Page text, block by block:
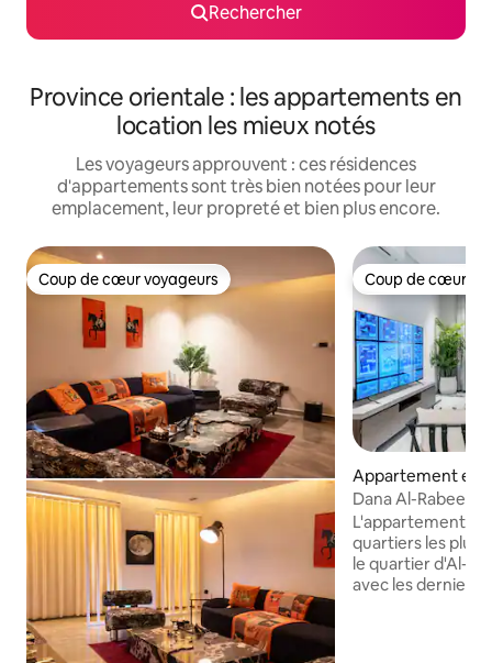
Rechercher
Province orientale : les appartements en
location les mieux notés
Les voyageurs approuvent : ces résidences
d'appartements sont très bien notées pour leur
emplacement, leur propreté et bien plus encore.
Coup de cœur voyageurs
Coup de cœur voyageurs Coup de cœur
Coup de cœur
Appartement en
⋅ Riyadh
Dana Al-Rabee
L'appartement
quartiers les plus
le quartier d'Al-
avec les derniers